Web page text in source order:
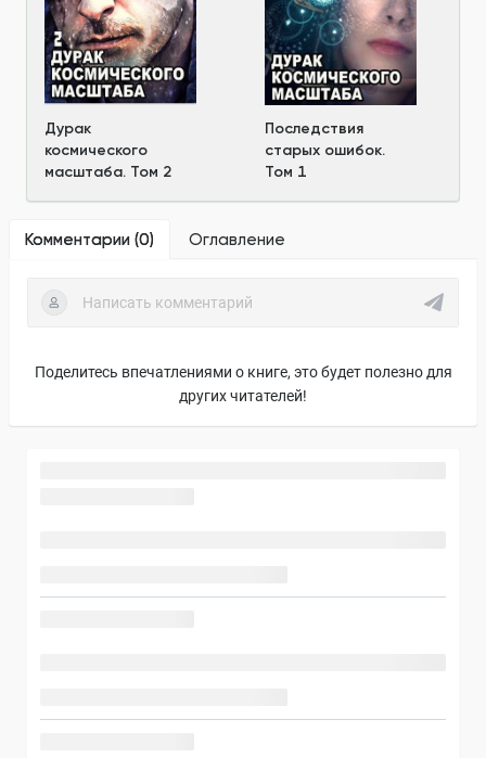
Дурак
космического
масштаба. Том 2
Последствия
старых ошибок.
Том 1
Комментарии (0) Оглавление
Поделитесь впечатлениями о книге, это будет полезно для
других читателей!